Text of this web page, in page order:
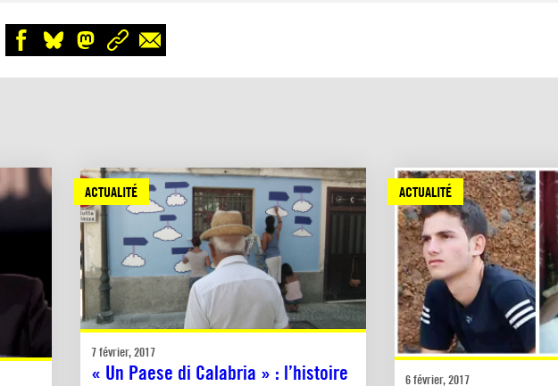
ACTUALITÉ
7 février, 2017
« Un Paese di Calabria » : l’histoire
ACTUALITÉ
6 février, 2017